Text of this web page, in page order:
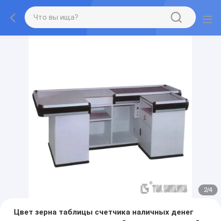
2/4
Цвет зерна таблицы счетчика наличных денег